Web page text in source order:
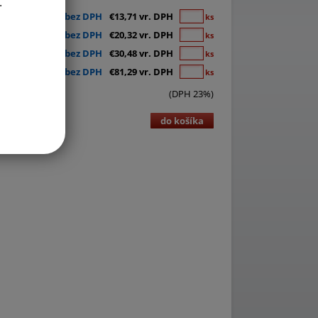
€11,15 bez DPH €13,71 vr. DPH ks
€16,52 bez DPH €20,32 vr. DPH ks
€24,78 bez DPH €30,48 vr. DPH ks
€66,09 bez DPH €81,29 vr. DPH ks
(DPH 23%)
do košíka